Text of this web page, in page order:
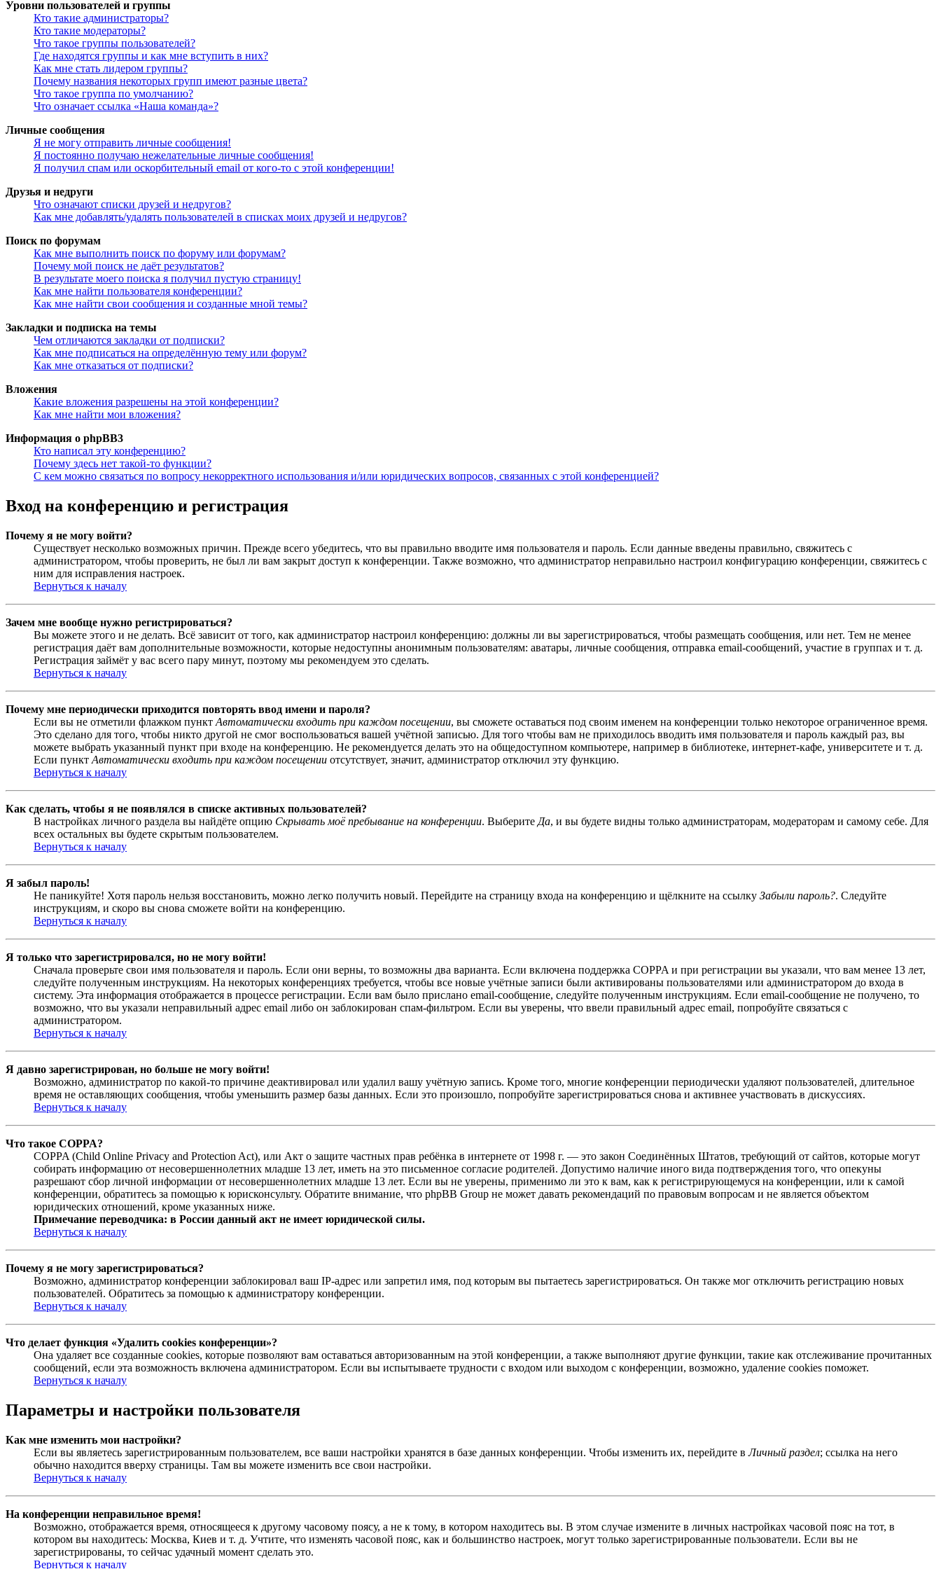
Уровни пользователей и группы
Кто такие администраторы?
Кто такие модераторы?
Что такое группы пользователей?
Где находятся группы и как мне вступить в них?
Как мне стать лидером группы?
Почему названия некоторых групп имеют разные цвета?
Что такое группа по умолчанию?
Что означает ссылка «Наша команда»?
Личные сообщения
Я не могу отправить личные сообщения!
Я постоянно получаю нежелательные личные сообщения!
Я получил спам или оскорбительный email от кого-то с этой конференции!
Друзья и недруги
Что означают списки друзей и недругов?
Как мне добавлять/удалять пользователей в списках моих друзей и недругов?
Поиск по форумам
Как мне выполнить поиск по форуму или форумам?
Почему мой поиск не даёт результатов?
В результате моего поиска я получил пустую страницу!
Как мне найти пользователя конференции?
Как мне найти свои сообщения и созданные мной темы?
Закладки и подписка на темы
Чем отличаются закладки от подписки?
Как мне подписаться на определённую тему или форум?
Как мне отказаться от подписки?
Вложения
Какие вложения разрешены на этой конференции?
Как мне найти мои вложения?
Информация о phpBB3
Кто написал эту конференцию?
Почему здесь нет такой-то функции?
С кем можно связаться по вопросу некорректного использования и/или юридических вопросов, связанных с этой конференцией?
Вход на конференцию и регистрация
Почему я не могу войти?
Существует несколько возможных причин. Прежде всего убедитесь, что вы правильно вводите имя пользователя и пароль. Если данные введены правильно, свяжитесь с
администратором, чтобы проверить, не был ли вам закрыт доступ к конференции. Также возможно, что администратор неправильно настроил конфигурацию конференции, свяжитесь с
ним для исправления настроек.
Вернуться к началу
Зачем мне вообще нужно регистрироваться?
Вы можете этого и не делать. Всё зависит от того, как администратор настроил конференцию: должны ли вы зарегистрироваться, чтобы размещать сообщения, или нет. Тем не менее
регистрация даёт вам дополнительные возможности, которые недоступны анонимным пользователям: аватары, личные сообщения, отправка email-сообщений, участие в группах и т. д.
Регистрация займёт у вас всего пару минут, поэтому мы рекомендуем это сделать.
Вернуться к началу
Почему мне периодически приходится повторять ввод имени и пароля?
Если вы не отметили флажком пункт Автоматически входить при каждом посещении, вы сможете оставаться под своим именем на конференции только некоторое ограниченное время.
Это сделано для того, чтобы никто другой не смог воспользоваться вашей учётной записью. Для того чтобы вам не приходилось вводить имя пользователя и пароль каждый раз, вы
можете выбрать указанный пункт при входе на конференцию. Не рекомендуется делать это на общедоступном компьютере, например в библиотеке, интернет-кафе, университете и т. д.
Если пункт Автоматически входить при каждом посещении отсутствует, значит, администратор отключил эту функцию.
Вернуться к началу
Как сделать, чтобы я не появлялся в списке активных пользователей?
В настройках личного раздела вы найдёте опцию Скрывать моё пребывание на конференции. Выберите Да, и вы будете видны только администраторам, модераторам и самому себе. Для
всех остальных вы будете скрытым пользователем.
Вернуться к началу
Я забыл пароль!
Не паникуйте! Хотя пароль нельзя восстановить, можно легко получить новый. Перейдите на страницу входа на конференцию и щёлкните на ссылку Забыли пароль?. Следуйте
инструкциям, и скоро вы снова сможете войти на конференцию.
Вернуться к началу
Я только что зарегистрировался, но не могу войти!
Сначала проверьте свои имя пользователя и пароль. Если они верны, то возможны два варианта. Если включена поддержка COPPA и при регистрации вы указали, что вам менее 13 лет,
следуйте полученным инструкциям. На некоторых конференциях требуется, чтобы все новые учётные записи были активированы пользователями или администратором до входа в
систему. Эта информация отображается в процессе регистрации. Если вам было прислано email-сообщение, следуйте полученным инструкциям. Если email-сообщение не получено, то
возможно, что вы указали неправильный адрес email либо он заблокирован спам-фильтром. Если вы уверены, что ввели правильный адрес email, попробуйте связаться с
администратором.
Вернуться к началу
Я давно зарегистрирован, но больше не могу войти!
Возможно, администратор по какой-то причине деактивировал или удалил вашу учётную запись. Кроме того, многие конференции периодически удаляют пользователей, длительное
время не оставляющих сообщения, чтобы уменьшить размер базы данных. Если это произошло, попробуйте зарегистрироваться снова и активнее участвовать в дискуссиях.
Вернуться к началу
Что такое COPPA?
COPPA (Child Online Privacy and Protection Act), или Акт о защите частных прав ребёнка в интернете от 1998 г. — это закон Соединённых Штатов, требующий от сайтов, которые могут
собирать информацию от несовершеннолетних младше 13 лет, иметь на это письменное согласие родителей. Допустимо наличие иного вида подтверждения того, что опекуны
разрешают сбор личной информации от несовершеннолетних младше 13 лет. Если вы не уверены, применимо ли это к вам, как к регистрирующемуся на конференции, или к самой
конференции, обратитесь за помощью к юрисконсульту. Обратите внимание, что phpBB Group не может давать рекомендаций по правовым вопросам и не является объектом
юридических отношений, кроме указанных ниже.
Примечание переводчика: в России данный акт не имеет юридической силы.
Вернуться к началу
Почему я не могу зарегистрироваться?
Возможно, администратор конференции заблокировал ваш IP-адрес или запретил имя, под которым вы пытаетесь зарегистрироваться. Он также мог отключить регистрацию новых
пользователей. Обратитесь за помощью к администратору конференции.
Вернуться к началу
Что делает функция «Удалить cookies конференции»?
Она удаляет все созданные cookies, которые позволяют вам оставаться авторизованным на этой конференции, а также выполняют другие функции, такие как отслеживание прочитанных
сообщений, если эта возможность включена администратором. Если вы испытываете трудности с входом или выходом с конференции, возможно, удаление cookies поможет.
Вернуться к началу
Параметры и настройки пользователя
Как мне изменить мои настройки?
Если вы являетесь зарегистрированным пользователем, все ваши настройки хранятся в базе данных конференции. Чтобы изменить их, перейдите вЛичный раздел; ссылка на него
обычно находится вверху страницы. Там вы можете изменить все свои настройки.
Вернуться к началу
На конференции неправильное время!
Возможно, отображается время, относящееся к другому часовому поясу, а не к тому, в котором находитесь вы. В этом случае измените в личных настройках часовой пояс на тот, в
котором вы находитесь: Москва, Киев и т. д. Учтите, что изменять часовой пояс, как и большинство настроек, могут только зарегистрированные пользователи. Если вы не
зарегистрированы, то сейчас удачный момент сделать это.
Вернуться к началу